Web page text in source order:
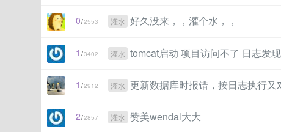
0/2553 灌水 好久没来，，灌个水，，
1/3402 灌水 tomcat启动 项目访问不了 日志发
1/2912 灌水 更新数据库时报错，按日志执行又
2/2857 灌水 赞美wendal大大